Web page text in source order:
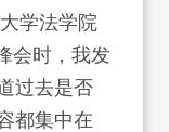
学法学院
会时，我发
过去是否
都集中在